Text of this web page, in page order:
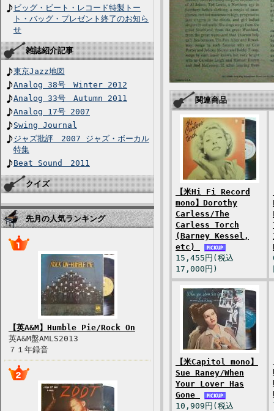
ビッグ・ビート・レコード特製トー
ト・バッグ・プレゼント終了のお知ら
せ
雑誌紹介記事
東京Jazz地図
Analog 38号 Winter 2012
Analog 33号 Autumn 2011
Analog 17号 2007
Swing Journal
ジャズ批評 2007 ジャズ・ボーカル
特集
Beat Sound 2011
クイズ
先月の人気ランキング
【英A&M】Humble Pie/Rock On
英A&M盤AMLS2013
７１年録音
関連商品
【米Hi Fi Record
mono】Dorothy
Carless/The
Carless Torch
(Barney Kessel,
etc)
15,455円(税込
17,000円)
【米Capitol mono】
Sue Raney/When
Your Lover Has
Gone
10,909円(税込